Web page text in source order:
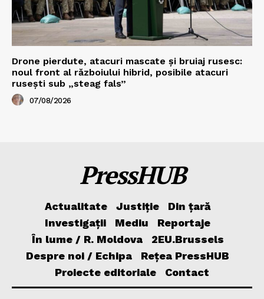
Drone pierdute, atacuri mascate și bruiaj rusesc:
noul front al războiului hibrid, posibile atacuri
rusești sub „steag fals”
07/08/2026
PressHUB
Actualitate Justiție
Din țară
Investigații
Mediu
Reportaje
În lume / R. Moldova
2EU.Brussels
Despre noi / Echipa
Rețea PressHUB
Proiecte editoriale
Contact